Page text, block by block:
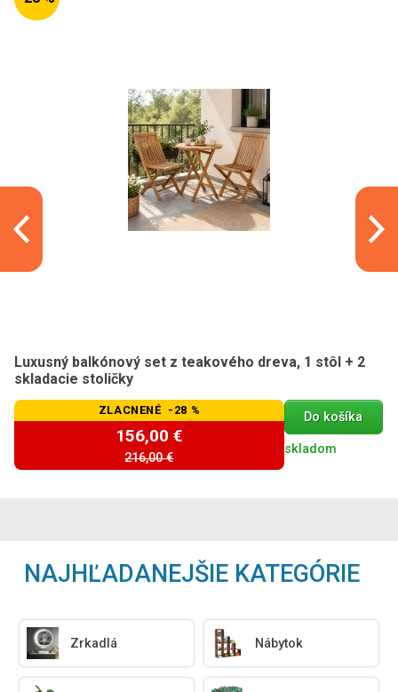
Luxusný balkónový set z teakového dreva, 1 stôl + 2
skladacie stoličky
ZLACNENÉ -28 %
156,00 €
216,00 €
Do košíka
skladom
NAJHĽADANEJŠIE KATEGÓRIE
Zrkadlá Nábytok